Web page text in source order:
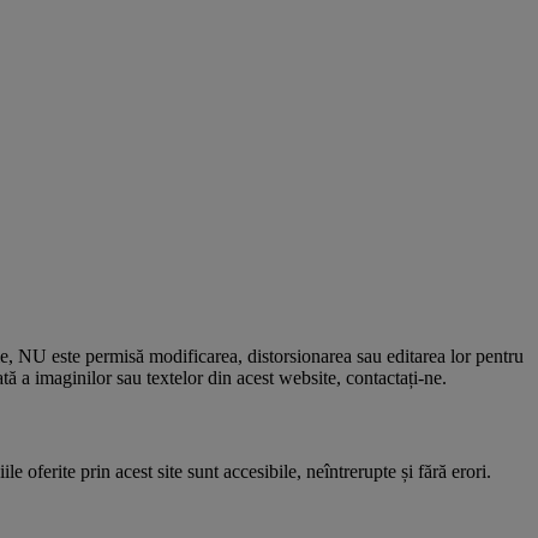
este permisă modificarea, distorsionarea sau editarea lor pentru
a imaginilor sau textelor din acest website, contactați-ne.
oferite prin acest site sunt accesibile, neîntrerupte și fără erori.